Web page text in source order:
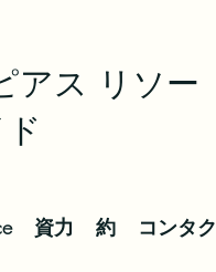
アス リソー
資力 約 コンタ